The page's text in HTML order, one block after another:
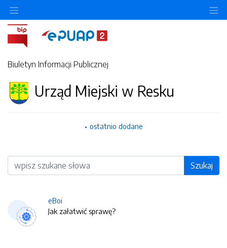
Biuletyn Informacji Publicznej
Urząd Miejski w Resku
ostatnio dodane
Wyszukiwarka Szukaj
eBoi
Jak załatwić sprawę?